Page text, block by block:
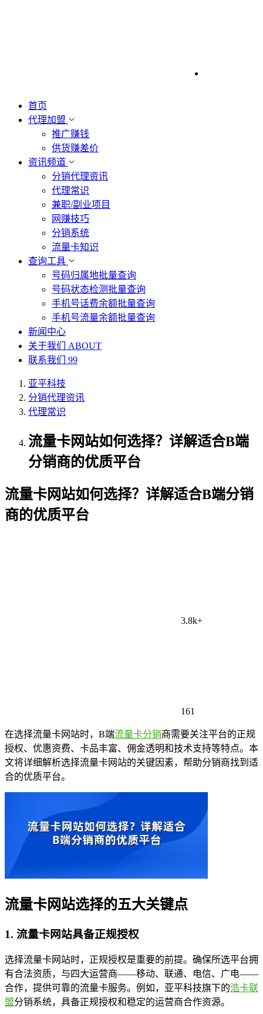
首页
代理加盟
推广赚钱
供货赚差价
资讯频道
分销代理资讯
代理常识
兼职/副业项目
网赚技巧
分销系统
流量卡知识
查询工具
号码归属地批量查询
号码状态检测批量查询
手机号话费余额批量查询
手机号流量余额批量查询
新闻中心
关于我们 ABOUT
联系我们 99
亚平科技
分销代理资讯
代理常识
流量卡网站如何选择？详解适合B端
分销商的优质平台
流量卡网站如何选择？详解适合B端分销
商的优质平台
3.8k+
161
在选择流量卡网站时，B端流量卡分销商需要关注平台的正规
授权、优惠资费、卡品丰富、佣金透明和技术支持等特点。本
文将详细解析选择流量卡网站的关键因素，帮助分销商找到适
合的优质平台。
流量卡网站选择的五大关键点
1. 流量卡网站具备正规授权
选择流量卡网站时，正规授权是重要的前提。确保所选平台拥
有合法资质，与四大运营商——移动、联通、电信、广电——
合作，提供可靠的流量卡服务。例如，亚平科技旗下的浩卡联
盟分销系统，具备正规授权和稳定的运营商合作资源。